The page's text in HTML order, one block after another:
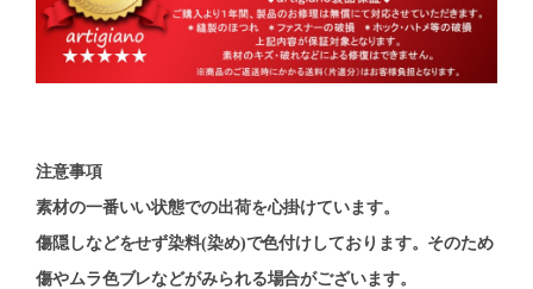
注意事項
素材の一番いい状態での出荷を心掛けています。
傷隠しなどをせず染料(染め)で色付けしております。そのため
傷やムラ色ブレなどがみられる場合がございます。